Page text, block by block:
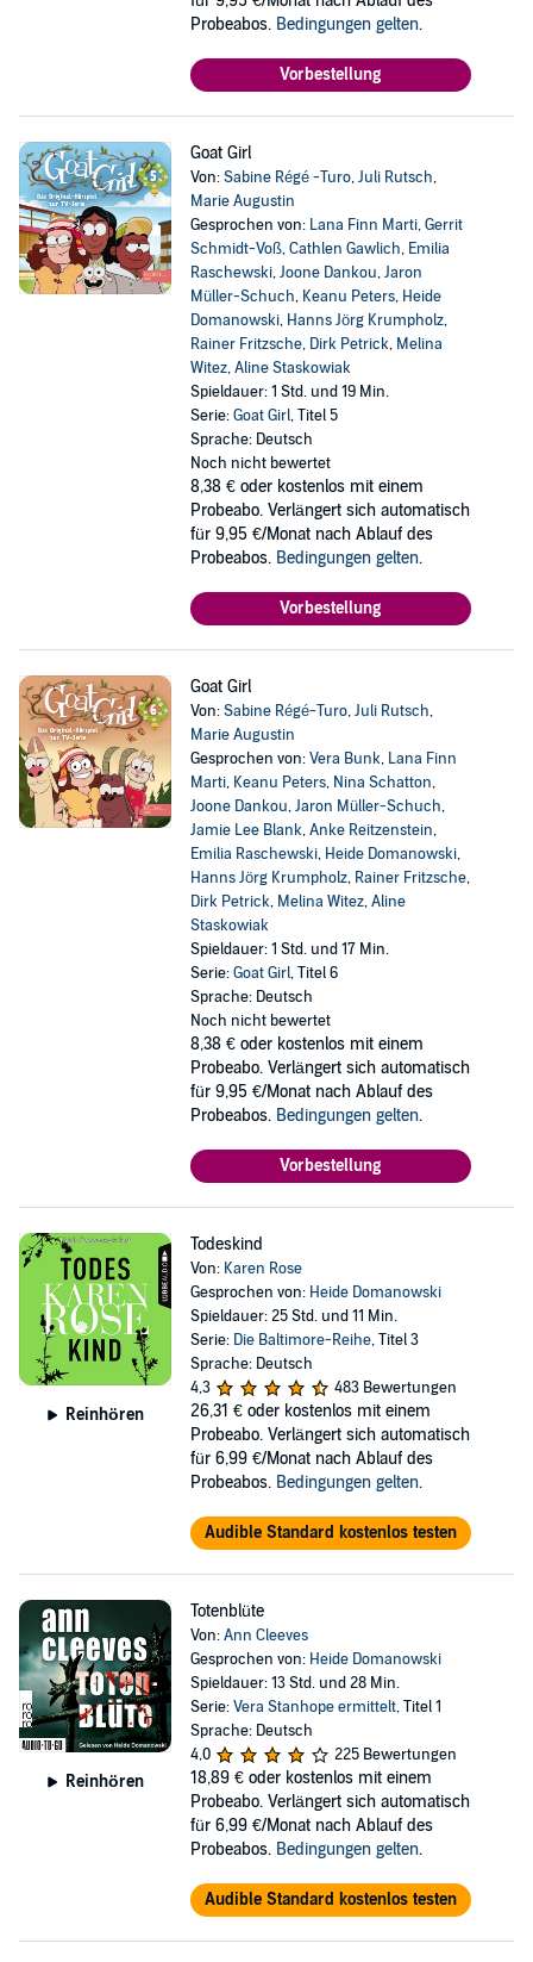
Probeabos. Bedingungen gelten.
Vorbestellung
Goat Girl
Von:Sabine Régé -Turo,Juli Rutsch,
Marie Augustin
Gesprochen von: Lana Finn Marti,Gerrit
Schmidt-Voß,Cathlen Gawlich, Emilia
Raschewski,Joone Dankou,Jaron
Müller-Schuch, Keanu Peters, Heide
Domanowski, Hanns Jörg Krumpholz,
Rainer Fritzsche, Dirk Petrick, Melina
Witez,Aline Staskowiak
Spieldauer: 1 Std. und 19 Min.
Serie:Goat Girl, Titel 5
Sprache: Deutsch
Noch nicht bewertet
8,38 € oder kostenlos mit einem
Probeabo. Verlängert sich automatisch
für 9,95 €/Monat nach Ablauf des
Probeabos. Bedingungen gelten.
Vorbestellung
Goat Girl
Von:Sabine Régé-Turo,Juli Rutsch,
Marie Augustin
Gesprochen von:Vera Bunk, Lana Finn
Marti, Keanu Peters, Nina Schatton,
Joone Dankou,Jaron Müller-Schuch,
Jamie Lee Blank,Anke Reitzenstein,
Emilia Raschewski, Heide Domanowski,
Hanns Jörg Krumpholz, Rainer Fritzsche,
Dirk Petrick, Melina Witez,Aline
Staskowiak
Spieldauer: 1 Std. und 17 Min.
Serie:Goat Girl, Titel 6
Sprache: Deutsch
Noch nicht bewertet
8,38 € oder kostenlos mit einem
Probeabo. Verlängert sich automatisch
für 9,95 €/Monat nach Ablauf des
Probeabos. Bedingungen gelten.
Vorbestellung
Reinhören
Todeskind
Von: Karen Rose
Gesprochen von: Heide Domanowski
Spieldauer: 25 Std. und 11 Min.
Serie: Die Baltimore-Reihe, Titel 3
Sprache: Deutsch
4,3
483 Bewertungen
26,31 € oder kostenlos mit einem
Probeabo. Verlängert sich automatisch
für 6,99 €/Monat nach Ablauf des
Probeabos. Bedingungen gelten.
Audible Standard kostenlos testen
Reinhören
Totenblüte
Von:Ann Cleeves
Gesprochen von: Heide Domanowski
Spieldauer: 13 Std. und 28 Min.
Serie:Vera Stanhope ermittelt, Titel 1
Sprache: Deutsch
4,0
225 Bewertungen
18,89 € oder kostenlos mit einem
Probeabo. Verlängert sich automatisch
für 6,99 €/Monat nach Ablauf des
Probeabos. Bedingungen gelten.
Audible Standard kostenlos testen